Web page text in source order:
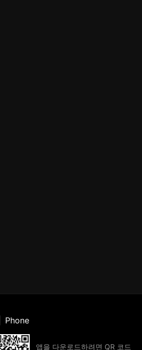
Phone
앱을 다운로드하려면 QR 코드